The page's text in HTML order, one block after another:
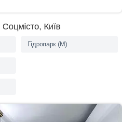
світла та відкривають приємний
повністю укомплектована
меблями для комфортного
один із найвідоміших житлових
Київ
Гідропарк (M)